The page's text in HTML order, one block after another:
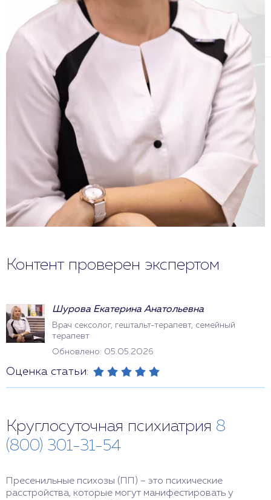
Контент проверен экспертом
Шурова Екатерина Анатольевна
Врач сексолог, гештальт-терапевт, семейный
терапевт
Обновлено: 05.05.2026
Оценка статьи:
Круглосуточная психиатрия 8
(800) 301-31-54
Пресенильные психозы (ПП) – это психические
расстройства, которые могут манифестировать у